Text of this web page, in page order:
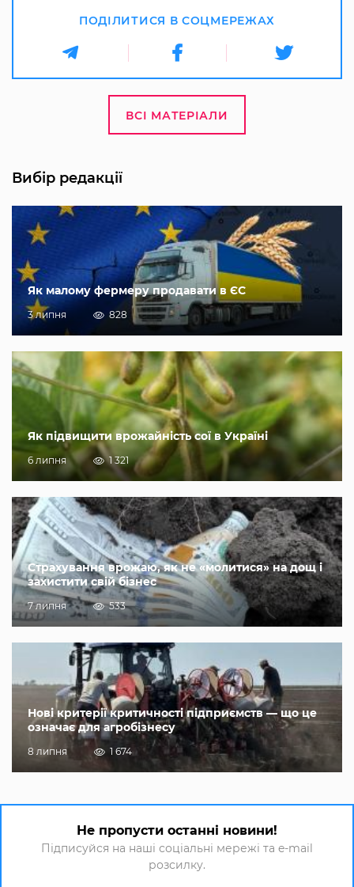
ПОДІЛИТИСЯ В СОЦМЕРЕЖАХ
ВСІ МАТЕРІАЛИ
Вибір редакції
Як малому фермеру продавати в ЄС
3 липня 828
Як підвищити врожайність сої в Україні
6 липня 1 321
Страхування врожаю, як не «молитися» на дощ і
захистити свій бізнес
7 липня 533
Нові критерії критичності підприємств — що це
означає для агробізнесу
8 липня 1 674
Не пропусти останні новини!
Підписуйся на наші соціальні мережі та e-mail
розсилку.